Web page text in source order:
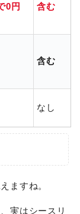
0円 含む
含む
なし
ますね。
実はシースリ